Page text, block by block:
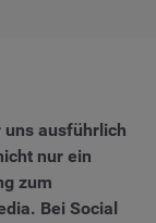
ausführlich
nur ein
zum
Bei Social